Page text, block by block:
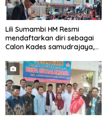
Lili Sumambi HM Resmi
mendaftarkan diri sebagai
Calon Kades samudrajaya,
pendukungnya